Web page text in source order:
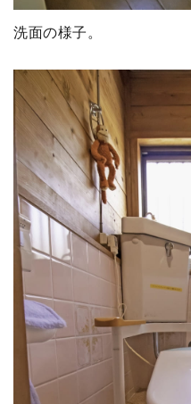
洗面の様子。